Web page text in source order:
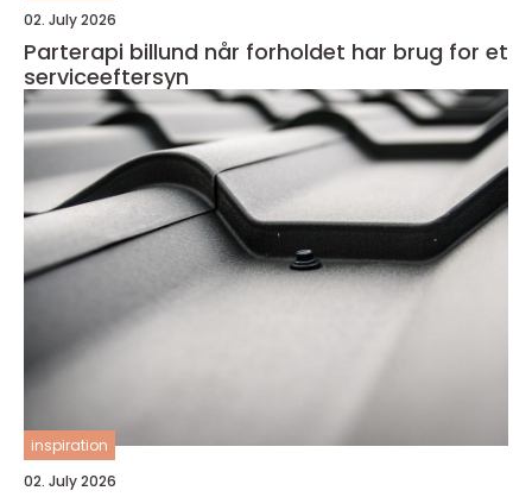
02. July 2026
Parterapi billund når forholdet har brug for et
serviceeftersyn
inspiration
02. July 2026